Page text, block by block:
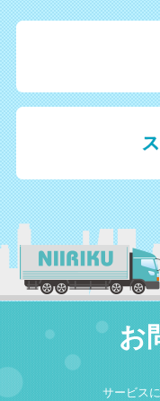
お
サービス